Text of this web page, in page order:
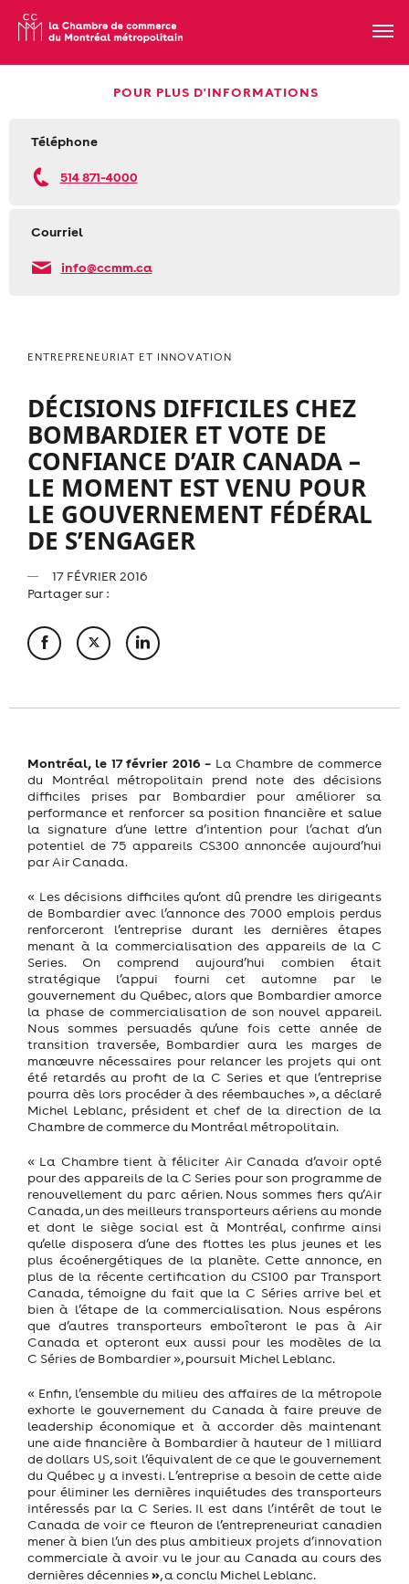
POUR PLUS D'INFORMATIONS
Téléphone
514 871-4000
Courriel
info@ccmm.ca
ENTREPRENEURIAT ET INNOVATION
DÉCISIONS DIFFICILES CHEZ
BOMBARDIER ET VOTE DE
CONFIANCE D’AIR CANADA –
LE MOMENT EST VENU POUR
LE GOUVERNEMENT FÉDÉRAL
DE S’ENGAGER
17 FÉVRIER 2016
Partager sur :
Montréal, le 17 février 2016 –La Chambre de commerce
du Montréal métropolitain prend note des décisions
difficiles prises par Bombardier pour améliorer sa
performance et renforcer sa position financière et salue
la signature d’une lettre d’intention pour l’achat d’un
potentiel de 75 appareils CS300 annoncée aujourd’hui
par Air Canada.
« Les décisions difficiles qu’ont dû prendre les dirigeants
de Bombardier avec l’annonce des 7000 emplois perdus
renforceront l’entreprise durant les dernières étapes
menant à la commercialisation des appareils de la C
Series. On comprend aujourd’hui combien était
stratégique l’appui fourni cet automne par le
gouvernement du Québec, alors que Bombardier amorce
la phase de commercialisation de son nouvel appareil.
Nous sommes persuadés qu’une fois cette année de
transition traversée, Bombardier aura les marges de
manœuvre nécessaires pour relancer les projets qui ont
été retardés au profit de la C Series et que l’entreprise
pourra dès lors procéder à des réembauches », a déclaré
Michel Leblanc, président et chef de la direction de la
Chambre de commerce du Montréal métropolitain.
« La Chambre tient à féliciter Air Canada d’avoir opté
pour des appareils de la C Series pour son programme de
renouvellement du parc aérien. Nous sommes fiers qu’Air
Canada, un des meilleurs transporteurs aériens au monde
et dont le siège social est à Montréal, confirme ainsi
qu’elle disposera d’une des flottes les plus jeunes et les
plus écoénergétiques de la planète. Cette annonce, en
plus de la récente certification du CS100 par Transport
Canada, témoigne du fait que la C Séries arrive bel et
bien à l’étape de la commercialisation. Nous espérons
que d’autres transporteurs emboîteront le pas à Air
Canada et opteront eux aussi pour les modèles de la
C Séries de Bombardier », poursuit Michel Leblanc.
« Enfin, l’ensemble du milieu des affaires de la métropole
exhorte le gouvernement du Canada à faire preuve de
leadership économique et à accorder dès maintenant
une aide financière à Bombardier à hauteur de 1 milliard
de dollars US, soit l’équivalent de ce que le gouvernement
du Québec y a investi. L’entreprise a besoin de cette aide
pour éliminer les dernières inquiétudes des transporteurs
intéressés par la C Series. Il est dans l’intérêt de tout le
Canada de voir ce fleuron de l’entrepreneuriat canadien
mener à bien l’un des plus ambitieux projets d’innovation
commerciale à avoir vu le jour au Canada au cours des
dernières décennies», a conclu Michel Leblanc.